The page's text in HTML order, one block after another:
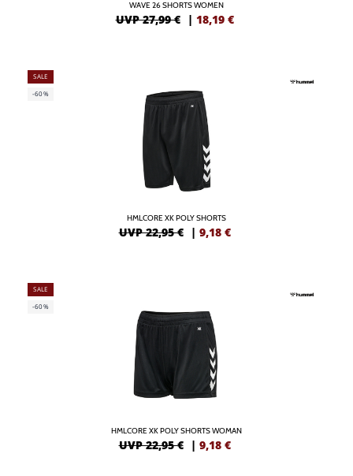
WAVE 26 SHORTS WOMEN
UVP 27,99 € | 18,19 €
SALE
-60%
HMLCORE XK POLY SHORTS
UVP 22,95 € | 9,18 €
SALE
-60%
HMLCORE XK POLY SHORTS WOMAN
UVP 22,95 € | 9,18 €